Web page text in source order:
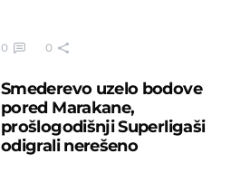
0 0
Smederevo uzelo bodove
pored Marakane,
prošlogodišnji Superligaši
odigrali nerešeno